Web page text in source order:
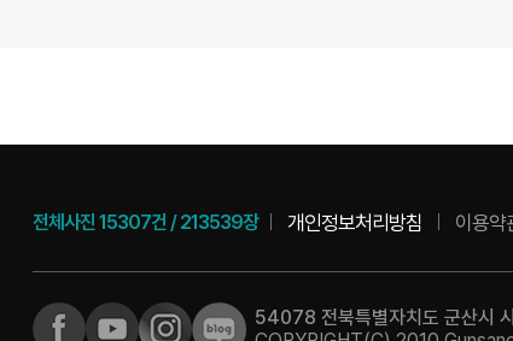
전체사진15307건 /213539장 개인정보처리방침 이용약
54078 전북특별자치도 군산시